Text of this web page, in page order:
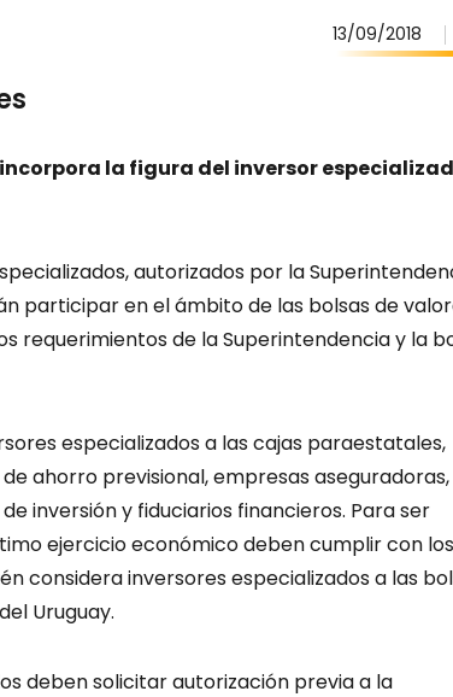
13/09/2018
la figura del inversor
autorizados por la
participar en el ámbito de las bolsas de
requerimientos de la Superintendencia y la
especializados a las cajas paraestatales,
ahorro previsional, empresas aseguradoras,
inversión y fiduciarios financieros. Para ser
ejercicio económico deben cumplir con los
considera inversores especializados a las
Uruguay.
deben solicitar autorización previa a la